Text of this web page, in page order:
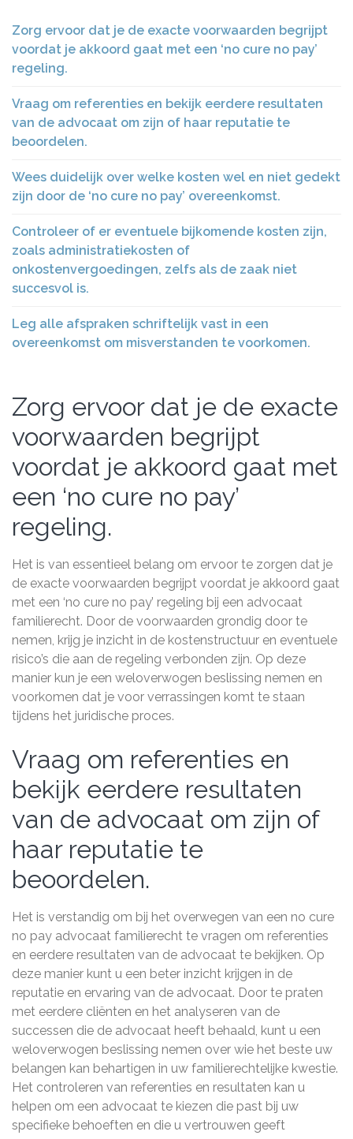
Zorg ervoor dat je de exacte voorwaarden begrijpt
voordat je akkoord gaat met een ‘no cure no pay’
regeling.
Vraag om referenties en bekijk eerdere resultaten
van de advocaat om zijn of haar reputatie te
beoordelen.
Wees duidelijk over welke kosten wel en niet gedekt
zijn door de ‘no cure no pay’ overeenkomst.
Controleer of er eventuele bijkomende kosten zijn,
zoals administratiekosten of
onkostenvergoedingen, zelfs als de zaak niet
succesvol is.
Leg alle afspraken schriftelijk vast in een
overeenkomst om misverstanden te voorkomen.
Zorg ervoor dat je de exacte
voorwaarden begrijpt
voordat je akkoord gaat met
een ‘no cure no pay’
regeling.
Het is van essentieel belang om ervoor te zorgen dat je
de exacte voorwaarden begrijpt voordat je akkoord gaat
met een ‘no cure no pay’ regeling bij een advocaat
familierecht. Door de voorwaarden grondig door te
nemen, krijg je inzicht in de kostenstructuur en eventuele
risico’s die aan de regeling verbonden zijn. Op deze
manier kun je een weloverwogen beslissing nemen en
voorkomen dat je voor verrassingen komt te staan
tijdens het juridische proces.
Vraag om referenties en
bekijk eerdere resultaten
van de advocaat om zijn of
haar reputatie te
beoordelen.
Het is verstandig om bij het overwegen van een no cure
no pay advocaat familierecht te vragen om referenties
en eerdere resultaten van de advocaat te bekijken. Op
deze manier kunt u een beter inzicht krijgen in de
reputatie en ervaring van de advocaat. Door te praten
met eerdere cliënten en het analyseren van de
successen die de advocaat heeft behaald, kunt u een
weloverwogen beslissing nemen over wie het beste uw
belangen kan behartigen in uw familierechtelijke kwestie.
Het controleren van referenties en resultaten kan u
helpen om een advocaat te kiezen die past bij uw
specifieke behoeften en die u vertrouwen geeft